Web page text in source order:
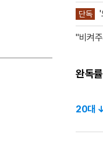
단독
'
노린다
"비켜
완독
20대